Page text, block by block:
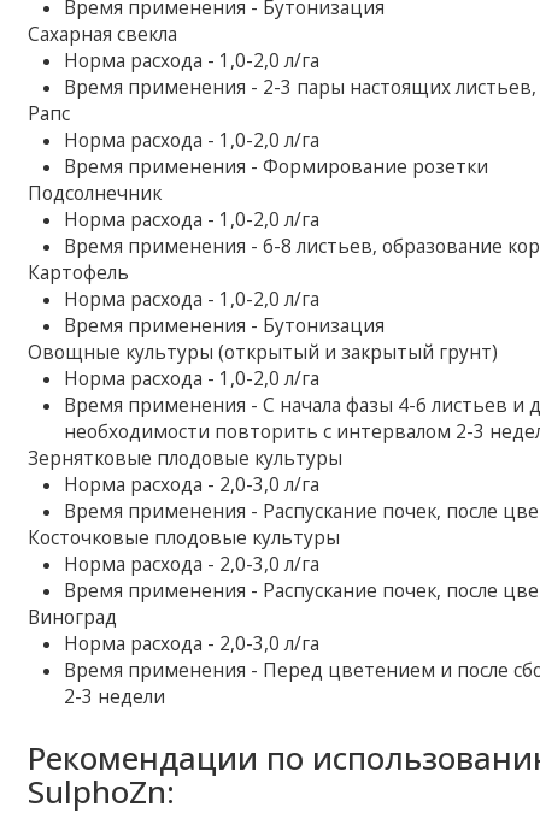
Время применения - Бутонизация
Сахарная свекла
Норма расхода - 1,0-2,0 л/га
Время применения - 2-3 пары настоящих
Рапс
Норма расхода - 1,0-2,0 л/га
Время применения - Формирование розетки
Подсолнечник
Норма расхода - 1,0-2,0 л/га
Время применения - 6-8 листьев, образование
Картофель
Норма расхода - 1,0-2,0 л/га
Время применения - Бутонизация
Овощные культуры (открытый и закрытый грунт)
Норма расхода - 1,0-2,0 л/га
Время применения - С начала фазы 4-6 листьев и
необходимости повторить с интервалом 2-3
Зернятковые плодовые культуры
Норма расхода - 2,0-3,0 л/га
Время применения - Распускание почек, после
Косточковые плодовые культуры
Норма расхода - 2,0-3,0 л/га
Время применения - Распускание почек, после
Виноград
Норма расхода - 2,0-3,0 л/га
Время применения - Перед цветением и после
2-3 недели
Рекомендации по
SulphoZn: